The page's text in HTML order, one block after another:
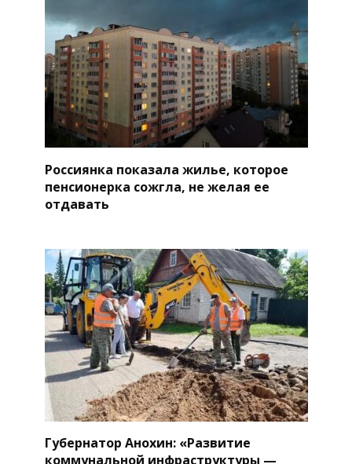
Россиянка показала жилье, которое
пенсионерка сожгла, не желая ее
отдавать
Губернатор Анохин: «Развитие
коммунальной инфраструктуры —